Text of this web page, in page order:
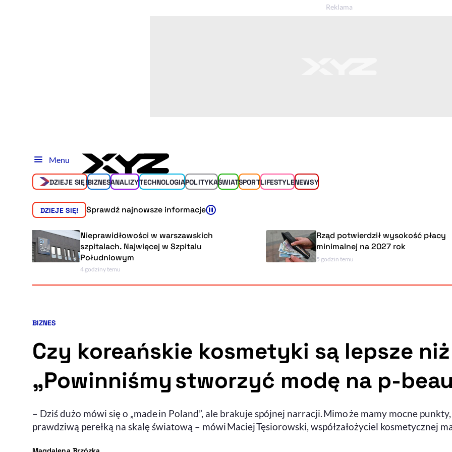
Menu
DZIEJE SIĘ!BIZNESANALIZYTECHNOLOGIAPOLITYKAŚWIATSPORTLIFESTYLENEWSY
DZIEJE SIĘ! Sprawdź najnowsze informacje
Nieprawidłowości w warszawskich
szpitalach. Najwięcej w Szpitalu
Południowym
4 godziny temu
Rząd potwierdził wysokość płacy
minimalnej na 2027 rok
5 godzin temu
Kategoria artykułu:
BIZNES
Czy koreańskie kosmetyki są lepsze
„Powinniśmy stworzyć modę na p-
– Dziś dużo mówi się o „made in Poland”, ale brakuje spójnej narracji. Mimo że mamy mocne
prawdziwą perełką na skalę światową – mówi Maciej Tęsiorowski, współzałożyciel kosmetycznej
- autor artykułu - profil